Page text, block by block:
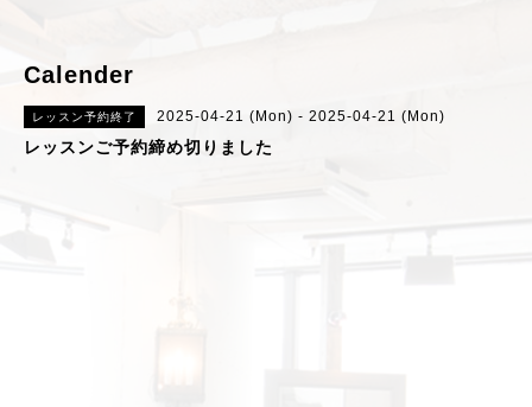
Calender
レッスン予約終了 2025-04-21 (Mon) - 2025-04-21 (Mon)
レッスンご予約締め切りました